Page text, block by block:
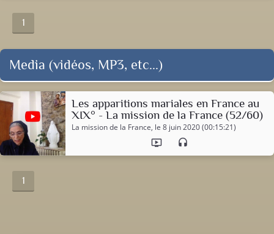
1
Media (vidéos, MP3, etc...)
Les apparitions mariales en France au
XIX° - La mission de la France (52/60)
La mission de la France, le 8 juin 2020 (00:15:21)
ondemand_video headset
1